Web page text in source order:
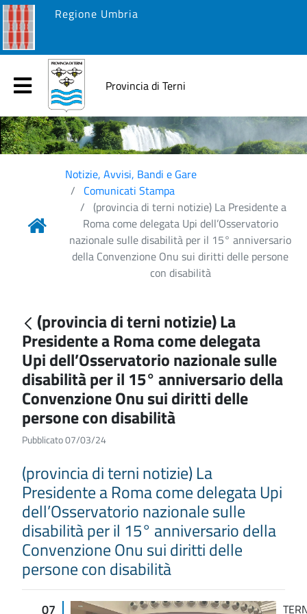
Regione Umbria
Provincia di Terni
Notizie, Avvisi, Bandi e Gare
Comunicati Stampa
(provincia di terni notizie) La Presidente a
Roma come delegata Upi dell’Osservatorio
nazionale sulle disabilità per il 15° anniversario
della Convenzione Onu sui diritti delle persone
con disabilità
(provincia di terni notizie) La
Presidente a Roma come delegata
Upi dell’Osservatorio nazionale sulle
disabilità per il 15° anniversario della
Convenzione Onu sui diritti delle
persone con disabilità
Pubblicato 07/03/24
(provincia di terni notizie) La
Presidente a Roma come delegata Upi
dell’Osservatorio nazionale sulle
disabilità per il 15° anniversario della
Convenzione Onu sui diritti delle
persone con disabilità
07